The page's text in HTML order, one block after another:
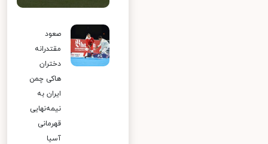
صعود
مقتدرانه
دختران
هاکی چمن
ایران به
نیمه‌نهایی
قهرمانی
آسیا